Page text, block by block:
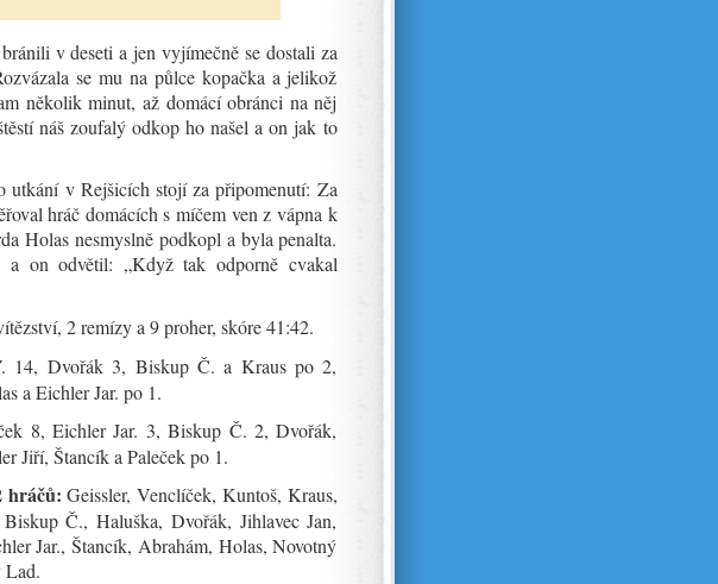
v deseti a jen vyjímečně se dostali za
se mu na půlce kopačka a jelikož
několik minut, až domácí obránci na něj
náš zoufalý odkop ho našel a on jak to
utkání v Rejšicích stojí za připomenutí: Za
hráč domácích s míčem ven z vápna k
Holas nesmyslně podkopl a byla penalta.
on odvětil: „Když tak odporně cvakal
2 remízy a 9 proher, skóre 41:42.
14, Dvořák 3, Biskup Č. a Kraus po 2,
a Eichler Jar. po 1.
8, Eichler Jar. 3, Biskup Č. 2, Dvořák,
Jiří, Štancík a Paleček po 1.
hráčů: Geissler, Venclíček, Kuntoš, Kraus,
Č., Haluška, Dvořák, Jihlavec Jan,
Jar., Štancík, Abrahám, Holas, Novotný
Lad.